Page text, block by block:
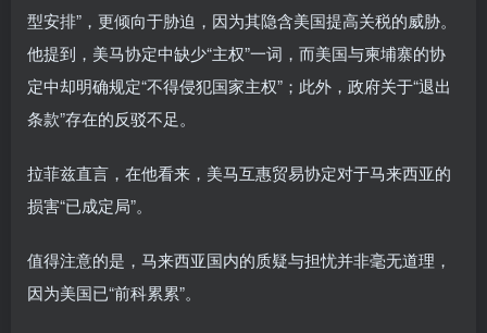
型安排”，更倾向于胁迫，因为其隐含美国提高关税的威胁。
他提到，美马协定中缺少“主权”一词，而美国与柬埔寨的协
定中却明确规定“不得侵犯国家主权”；此外，政府关于“退出
条款”存在的反驳不足。
拉菲兹直言，在他看来，美马互惠贸易协定对于马来西亚的
损害“已成定局”。
值得注意的是，马来西亚国内的质疑与担忧并非毫无道理，
因为美国已“前科累累”。